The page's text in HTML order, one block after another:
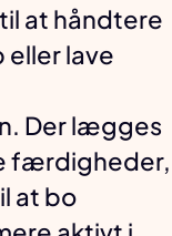
at håndtere
lave
Der lægges
færdigheder,
at bo